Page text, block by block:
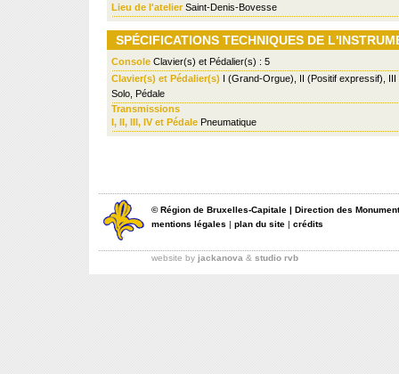
Lieu de l'atelier Saint-Denis-Bovesse
SPÉCIFICATIONS TECHNIQUES DE
Console Clavier(s) et Pédalier(s) : 5
Clavier(s) et Pédalier(s) I (Grand-Orgue), II (Positif expressif),
Solo, Pédale
Transmissions
I, II, III, IV et Pédale Pneumatique
©Région de Bruxelles-Capitale | Direction des
mentions légales | plan du site | crédits
website by jackanova & studio rvb